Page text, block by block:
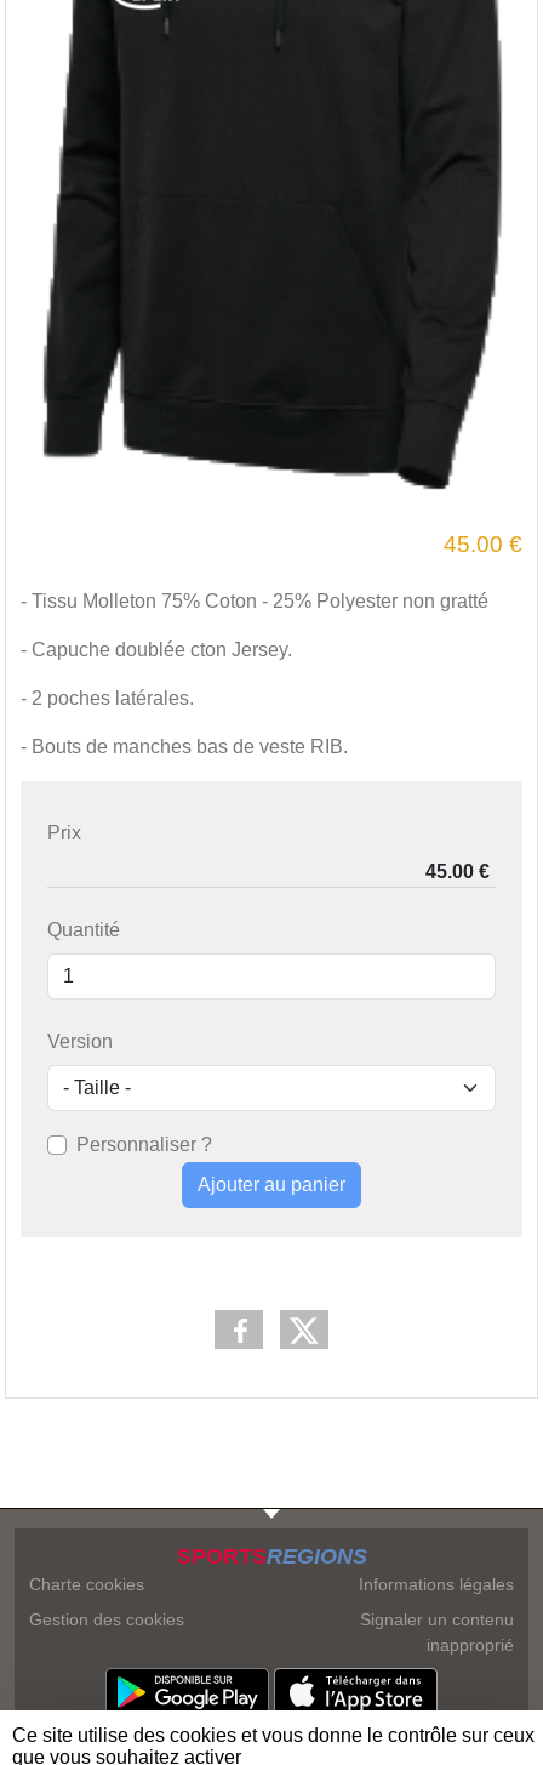
45.00 €
- Tissu Molleton 75% Coton - 25% Polyester non gratté
- Capuche doublée cton Jersey.
- 2 poches latérales.
- Bouts de manches bas de veste RIB.
Prix
Quantité
Version
Personnaliser ?
Ajouter au panier
SPORTSREGIONS
Charte cookies
Gestion des cookies
Informations légales
Signaler un contenu
inapproprié
Ce site utilise des cookies et vous donne le contrôle sur ceux
que vous souhaitez activer